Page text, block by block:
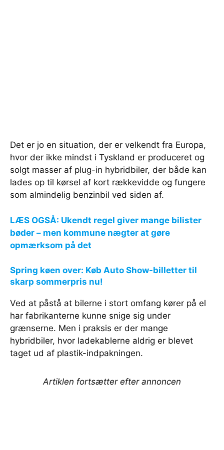
Det er jo en situation, der er velkendt fra Europa,
hvor der ikke mindst i Tyskland er produceret og
solgt masser af plug-in hybridbiler, der både kan
lades op til kørsel af kort rækkevidde og fungere
som almindelig benzinbil ved siden af.
LÆS OGSÅ: Ukendt regel giver mange bilister
bøder – men kommune nægter at gøre
opmærksom på det
Spring køen over: Køb Auto Show-billetter til
skarp sommerpris nu!
Ved at påstå at bilerne i stort omfang kører på el
har fabrikanterne kunne snige sig under
grænserne. Men i praksis er der mange
hybridbiler, hvor ladekablerne aldrig er blevet
taget ud af plastik-indpakningen.
Artiklen fortsætter efter annoncen